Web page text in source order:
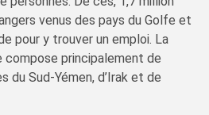
venus des pays du Golfe et
pour y trouver un emploi. La
compose principalement de
du Sud-Yémen, d’Irak et de